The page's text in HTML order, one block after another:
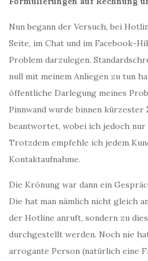
Nun begann der Versuch, bei
Seite, im Chat und im Facebook-
Problem darzulegen.
null mit meinem Anliegen zu tun
öffentliche Darlegung meines
Pinnwand wurde binnen kürzester
beantwortet, wobei ich jedoch
Trotzdem empfehle ich jedem
Kontaktaufnahme.
Die Krönung war dann ein
Die hat man nämlich nicht gleich
der Hotline anruft, sondern zu
durchgestellt werden. Noch nie
arrogante Person (natürlich eine